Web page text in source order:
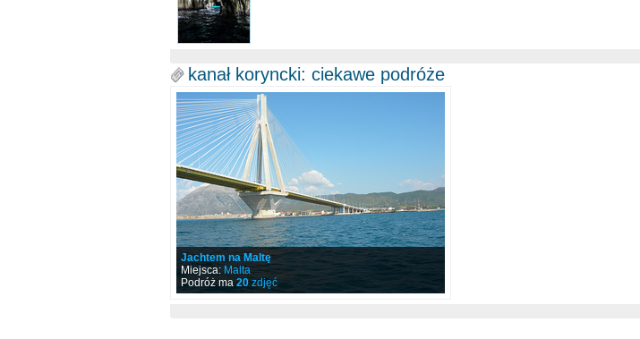
kanał koryncki: ciekawe podróże
Jachtem na Maltę
Miejsca: Malta
Podróż ma20zdjęć